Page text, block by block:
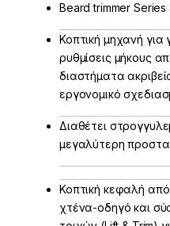
Beard trimmer Series
Κοπτική μηχανή για
ρυθμίσεις μήκους
διαστήματα
εργονομικό
Διαθέτει
μεγαλύτερη
Κοπτική κεφαλή
χτένα-οδηγό και